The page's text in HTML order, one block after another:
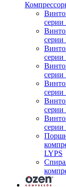
серии
серии
LYPS